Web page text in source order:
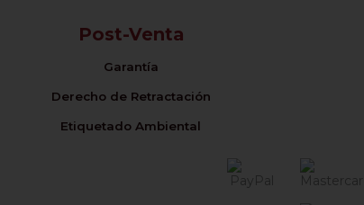
Post-Venta
Garantía
Derecho de Retractación
Etiquetado Ambiental